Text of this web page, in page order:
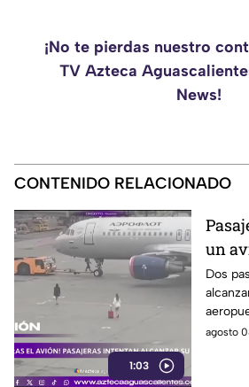
¡No te pierdas nuestro
TV Azteca
News!
CONTENIDO RELACIONADO
1:03
un
llegar
Dos
Moscú
agosto